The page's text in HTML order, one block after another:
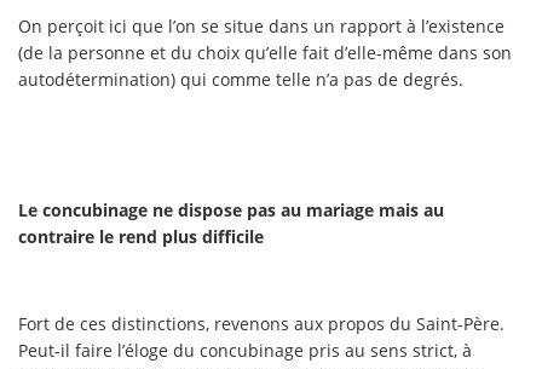
On perçoit ici que l’on se situe dans un rapport à l’existence
(de la personne et du choix qu’elle fait d’elle-même dans son
autodétermination) qui comme telle n’a pas de degrés.
Le concubinage ne dispose pas au mariage mais au
contraire le rend plus difficile
Fort de ces distinctions, revenons aux propos du Saint-Père.
Peut-il faire l’éloge du concubinage pris au sens strict, à